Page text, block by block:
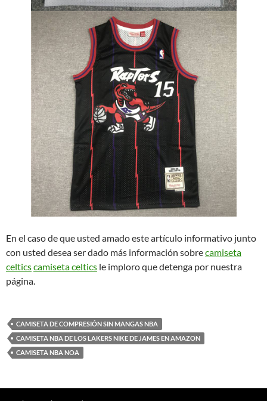
En el caso de que usted amado este artículo informativo junto
con usted desea ser dado más información sobrecamiseta
celticscamiseta celtics le imploro que detenga por nuestra
página.
CAMISETA DE COMPRESIÓN SIN MANGAS NBA
CAMISETA NBA DE LOS LAKERS NIKE DE JAMES EN AMAZON
CAMISETA NBA NOA